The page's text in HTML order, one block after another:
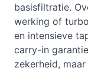
basisfiltratie.
werking of
en intensieve
carry-in
zekerheid,